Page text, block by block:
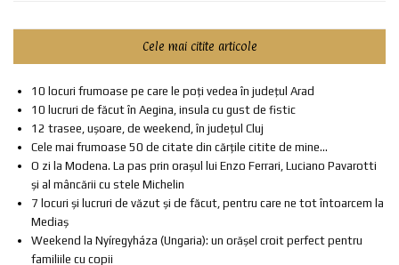
Cele mai citite articole
10 locuri frumoase pe care le poți vedea în județul Arad
10 lucruri de făcut în Aegina, insula cu gust de fistic
12 trasee, ușoare, de weekend, în județul Cluj
Cele mai frumoase 50 de citate din cărțile citite de mine...
O zi la Modena. La pas prin orașul lui Enzo Ferrari, Luciano Pavarotti
și al mâncării cu stele Michelin
7 locuri și lucruri de văzut și de făcut, pentru care ne tot întoarcem la
Mediaș
Weekend la Nyíregyháza (Ungaria): un orășel croit perfect pentru
familiile cu copii